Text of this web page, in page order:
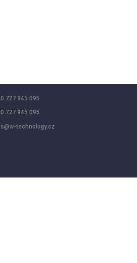
727 945 095
727 945 095
technology.cz